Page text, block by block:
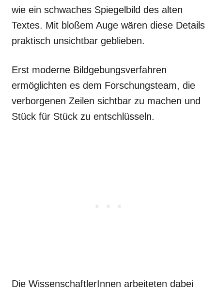
wie ein schwaches Spiegelbild des alten
Textes. Mit bloßem Auge wären diese Details
praktisch unsichtbar geblieben.
Erst moderne Bildgebungsverfahren
ermöglichten es dem Forschungsteam, die
verborgenen Zeilen sichtbar zu machen und
Stück für Stück zu entschlüsseln.
Die WissenschaftlerInnen arbeiteten dabei